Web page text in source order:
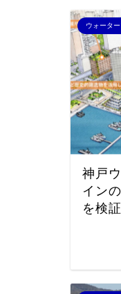
ウォータ
神戸
イン
を検